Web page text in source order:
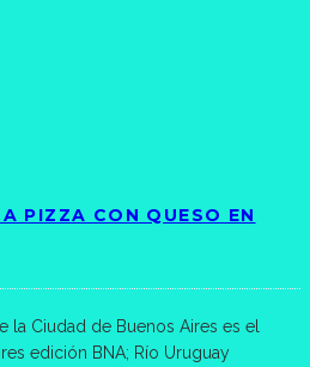
PIZZA CON QUESO EN
la Ciudad de Buenos Aires es el
edición BNA; Río Uruguay